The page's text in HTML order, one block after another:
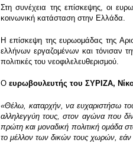
Στη συνέχεια της επίσκεψης, οι
κοινωνική κατάσταση στην Ελλάδα.
Η επίσκεψη της ευρωομάδας της
ελλήνων εργαζομένων και τόνισαν
πολιτικές του νεοφιλελευθερισμού.
Ο ευρωβουλευτής του ΣΥΡΙΖΑ,
«Θέλω, καταρχήν, να ευχαριστήσω
αλληλεγγύη τους, στον αγώνα που
πρώτη και μοναδική πολιτική ομάδα
το μέλλον των δικών τους χωρών, εάν